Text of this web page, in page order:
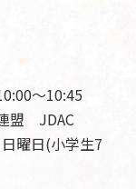
～10:45
盟 JDAC
曜日(小学生7